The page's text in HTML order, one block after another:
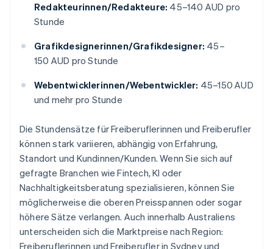
Redakteurinnen/Redakteure: 45–140 AUD pro
Stunde
Grafikdesignerinnen/Grafikdesigner: 45–
150 AUD pro Stunde
Webentwicklerinnen/Webentwickler: 45–150 AUD
und mehr pro Stunde
Die Stundensätze für Freiberuflerinnen und Freiberufler
können stark variieren, abhängig von Erfahrung,
Standort und Kundinnen/Kunden. Wenn Sie sich auf
gefragte Branchen wie Fintech, KI oder
Nachhaltigkeitsberatung spezialisieren, können Sie
möglicherweise die oberen Preisspannen oder sogar
höhere Sätze verlangen. Auch innerhalb Australiens
unterscheiden sich die Marktpreise nach Region:
Freiberuflerinnen und Freiberufler in Sydney und